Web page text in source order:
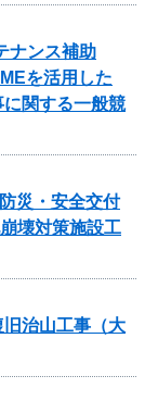
ンス補助
を活用した
関する一般競
災・安全交付
壊対策施設工
治山工事（大